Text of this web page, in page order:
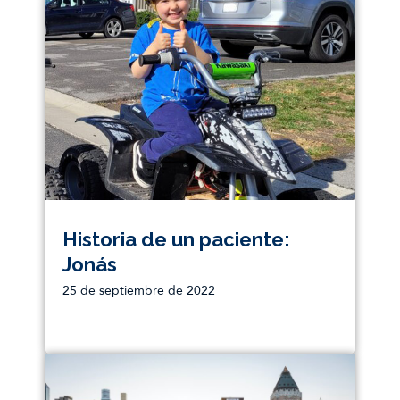
Historias de supervivientes
Sin categoría
Historia de un paciente:
Jonás
25 de septiembre de 2022